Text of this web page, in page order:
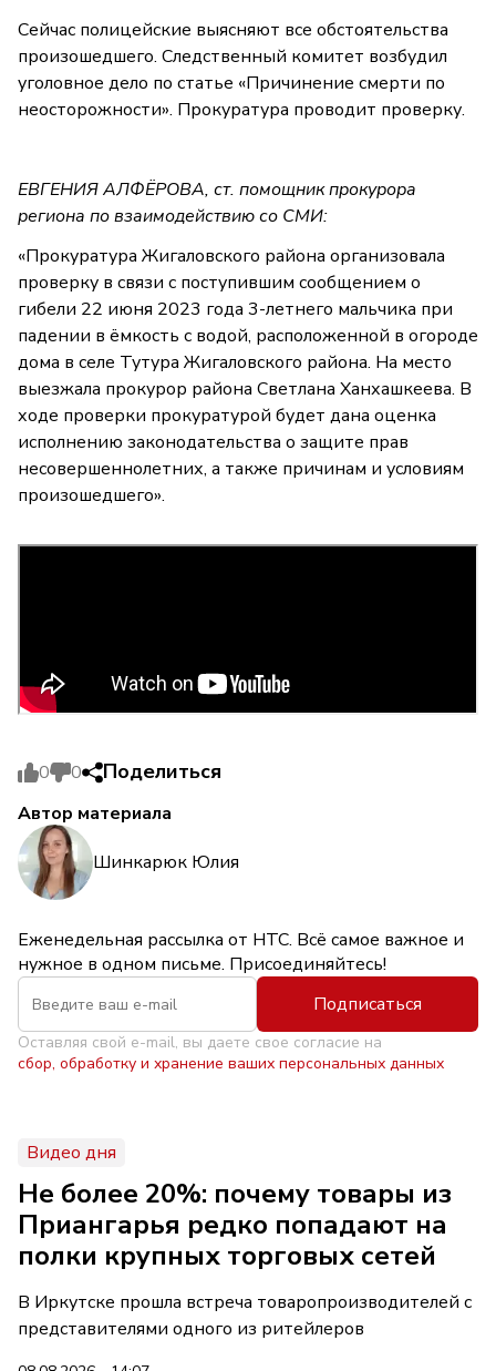
Сейчас полицейские выясняют все обстоятельства
произошедшего. Следственный комитет возбудил
уголовное дело по статье «Причинение смерти по
неосторожности». Прокуратура проводит проверку.
ЕВГЕНИЯ АЛФЁРОВА, ст. помощник прокурора
региона по взаимодействию со СМИ:
«Прокуратура Жигаловского района организовала
проверку в связи с поступившим сообщением о
гибели 22 июня 2023 года 3-летнего мальчика при
падении в ёмкость с водой, расположенной в огороде
дома в селе Тутура Жигаловского района. На место
выезжала прокурор района Светлана Ханхашкеева. В
ходе проверки прокуратурой будет дана оценка
исполнению законодательства о защите прав
несовершеннолетних, а также причинам и условиям
произошедшего».
0 0 Поделиться
Автор материала
Шинкарюк Юлия
Еженедельная рассылка от НТС. Всё самое важное и
нужное в одном письме. Присоединяйтесь!
Подписаться
Оставляя свой e-mail, вы даете свое согласие на
сбор, обработку и хранение ваших персональных данных
Видео дня
Не более 20%: почему товары из
Приангарья редко попадают на
полки крупных торговых сетей
В Иркутске прошла встреча товаропроизводителей с
представителями одного из ритейлеров